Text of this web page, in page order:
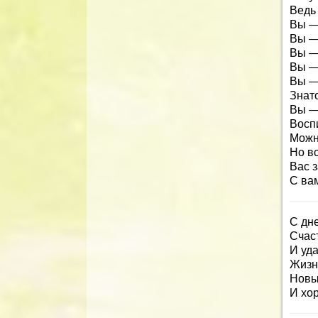
Ведь
Вы —
Вы —
Вы —
Вы —
Вы —
Вы —
Но
Вас
С
С
И
И